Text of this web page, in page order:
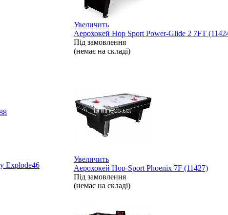
Explode46
Увеличить
Аерохокей Hop Sport Power-Glide 2 7FT
Під замовлення
(немає на складі)
Увеличить
Аерохокей Hop-Sport Phoenix 7F (11427)
Під замовлення
(немає на складі)